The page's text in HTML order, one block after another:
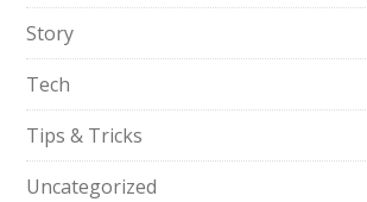
Story
Tech
Tips & Tricks
Uncategorized